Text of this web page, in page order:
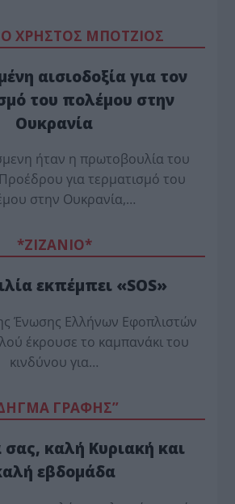
Ο ΧΡΗΣΤΟΣ ΜΠΟΤΖΙΟΣ
αισιοδοξία για τον
του πολέμου στην
Ουκρανία
ήταν η πρωτοβουλία του
για τερματισμό του
στην Ουκρανία,…
*ZΙΖΑΝΙΟ*
εκπέμπει «SOS»
Ένωσης Ελλήνων Εφοπλιστών
έ­κρουσε το καμπανάκι του
κινδύνου για…
ΓΡΑΦΗΣ”
καλή Κυριακή και
εβδομάδα